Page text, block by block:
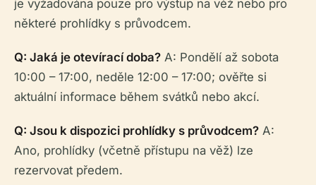
je vyžadována pouze pro výstup na věž nebo pro
některé prohlídky s průvodcem.
Q: Jaká je otevírací doba? A: Pondělí až sobota
10:00 – 17:00, neděle 12:00 – 17:00; ověřte si
aktuální informace během svátků nebo akcí.
Q: Jsou k dispozici prohlídky s průvodcem? A:
Ano, prohlídky (včetně přístupu na věž) lze
rezervovat předem.